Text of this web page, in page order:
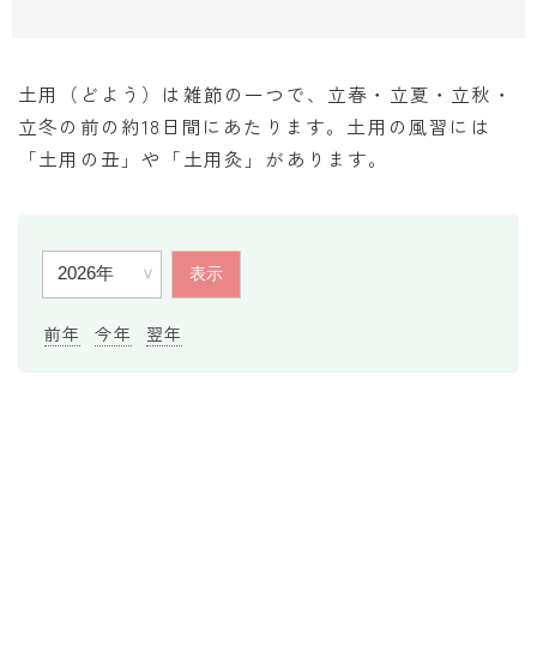
暦と満月
今日のこよみ
暦と歳時記
旧暦
十二支・干支
西暦・和暦
土用（どよう）は雑節の一つで、立春・立夏・立秋・
立冬の前の約18日間にあたります。土用の風習には
「土用の丑」や「土用灸」があります。
前年 今年 翌年